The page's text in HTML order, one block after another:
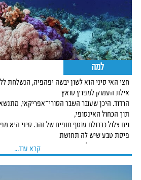
למה
חצי האי סיני הוא לשון יבשה יפהפיה, הנשלחת
אילת העמוק למפרץ סואץ
הרדוד. היכן שעובר השבר הסורי־אפריקאי,
תוך הכחול האינסופי,
וים צלול כבדולח עוטף חופים של זהב. סיני היא
פיסת טבע שיש לה תחושת
זמן ייחודית משלה.
בים האדום שלחופי סיני קיימים אזורי צלילות
קרא עוד...